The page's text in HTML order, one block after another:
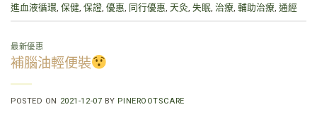
進血液循環, 保健, 保證, 優惠, 同行優惠, 天灸, 失眠, 治療, 輔助治療, 通經
最新優惠
補腦油輕便裝
POSTED ON 2021-12-07 BY PINEROOTSCARE